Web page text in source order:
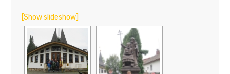
[Show slideshow]